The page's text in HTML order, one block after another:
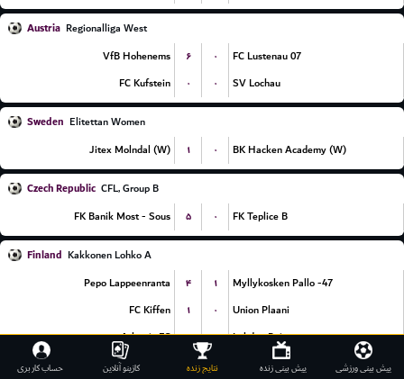
Austria Regionalliga West
VfB Hohenems
۶ ۰
FC Lustenau 07
FC Kufstein
۰ ۰ SV Lochau
Sweden Elitettan Women
Jitex Molndal (W)
۱ ۰ BK Hacken Academy (W)
Czech Republic CFL, Group B
FK Banik Most - Sous
۵ ۰ FK Teplice B
Finland Kakkonen Lohko A
Pepo Lappeenranta
۴ ۱
Myllykosken Pallo -47
FC Kiffen
۱ ۰
Union Plaani
Atlantis FC
۴ ۲
Lahden Reipas
PPJ Helsinki
۲ ۲ پیش بینی ورزشی پیش بینی زنده نتایج زنده کازینو آنلاین حساب کاربری